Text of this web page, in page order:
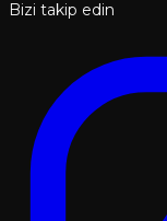
Bizi takip edin